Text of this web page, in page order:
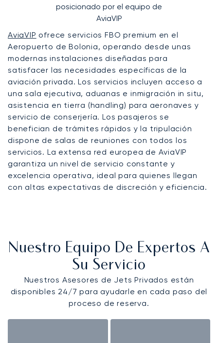
posicionado por el equipo de
AviaVIP
AviaVIP ofrece servicios FBO premium en el
Aeropuerto de Bolonia, operando desde unas
modernas instalaciones diseñadas para
satisfacer las necesidades específicas de la
aviación privada. Los servicios incluyen acceso a
una sala ejecutiva, aduanas e inmigración in situ,
asistencia en tierra (handling) para aeronaves y
servicio de conserjería. Los pasajeros se
benefician de trámites rápidos y la tripulación
dispone de salas de reuniones con todos los
servicios. La extensa red europea de AviaVIP
garantiza un nivel de servicio constante y
excelencia operativa, ideal para quienes llegan
con altas expectativas de discreción y eficiencia.
Nuestro Equipo De Expertos A
Su Servicio
Nuestros Asesores de Jets Privados están
disponibles 24/7 para ayudarle en cada paso del
proceso de reserva.